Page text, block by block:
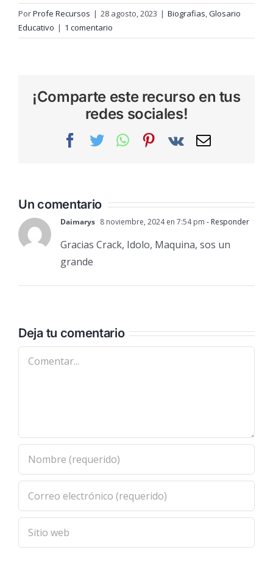
PorProfe Recursos | 28 agosto, 2023 | Biografias,Glosario
Educativo | 1 comentario
¡Comparte este recurso en tus
redes sociales!
Facebook
TwitterWhatsAppPinterest
Vk
Correo
Un comentario
Daimarys 8 noviembre, 2024 en 7:54 pm - Responder
Gracias Crack, Idolo, Maquina, sos un
grande
Deja tu comentario
Comentar